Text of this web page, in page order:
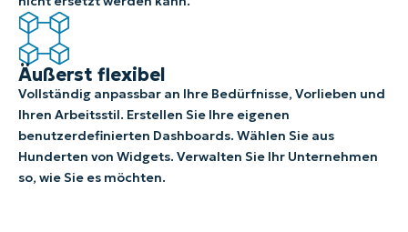
Äußerst flexibel
Vollständig anpassbar an Ihre Bedürfnisse, Vorlieben und
Ihren Arbeitsstil. Erstellen Sie Ihre eigenen
benutzerdefinierten Dashboards. Wählen Sie aus
Hunderten von Widgets. Verwalten Sie Ihr Unternehmen
so, wie Sie es möchten.